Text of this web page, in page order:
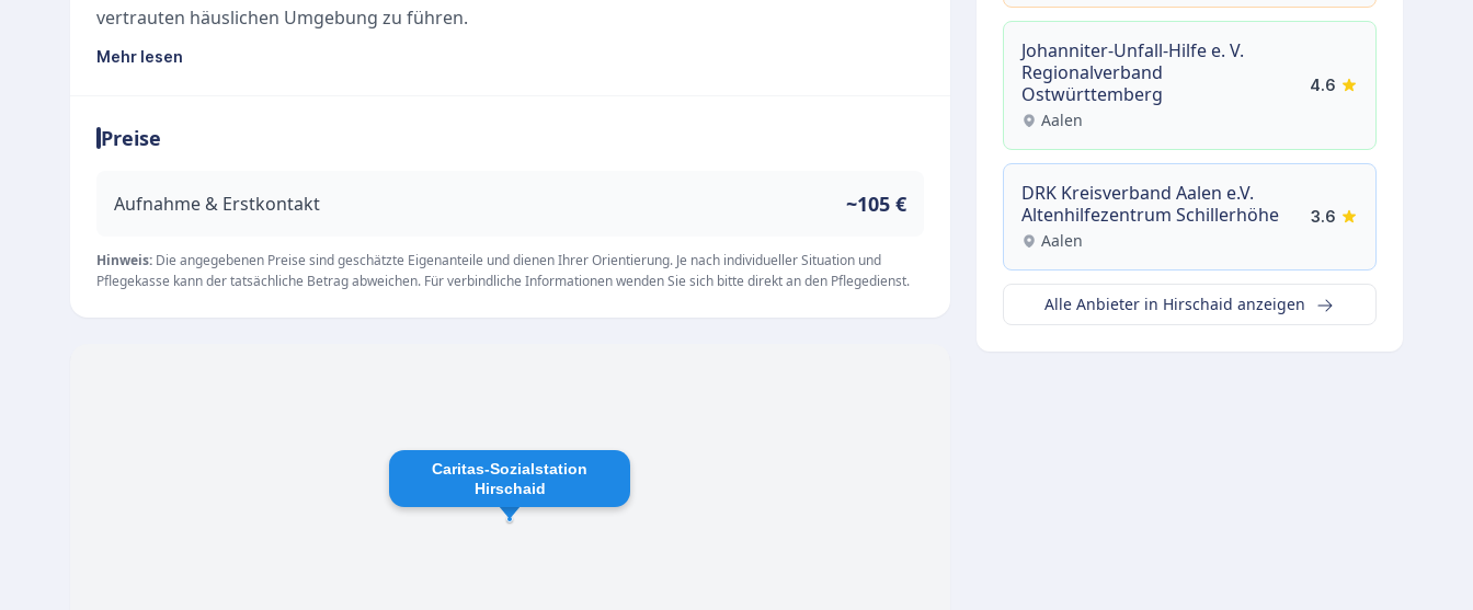
vertrauten häuslichen Umgebung zu führen.
Unsere Leistungen
Einrichtung hat ihren Sitz in der Bahnhofstraße 15 und ist von Montag bis Freitag in der Zeit von
Qualität und Vertrauen
Sozialstation durch Zuverlässigkeit und eine hohe Pflegequalität aus. Das oberste Ziel der
Pflegekräfte ist es stets, den Alltag der Pflegebedürftigen spürbar zu erleichtern und deren
Angehörige im Pflegeprozess bestmöglich zu entlasten.
Mehr lesen
Preise
Aufnahme & Erstkontakt ~105 €
Hinweis: Die angegebenen Preise sind geschätzte Eigenanteile und dienen Ihrer Orientierung. Je nach individueller Situation und
Pflegekasse kann der tatsächliche Betrag abweichen. Für verbindliche Informationen wenden Sie sich bitte direkt an den Pflegedienst.
Caritas-Sozialstation
Hirschaid
Johanniter-Unfall-Hilfe e. V.
Regionalverband
Ostwürttemberg
Aalen
4.6
DRK Kreisverband Aalen e.V.
Altenhilfezentrum Schillerhöhe
Aalen
3.6
Alle Anbieter in Hirschaid anzeigen